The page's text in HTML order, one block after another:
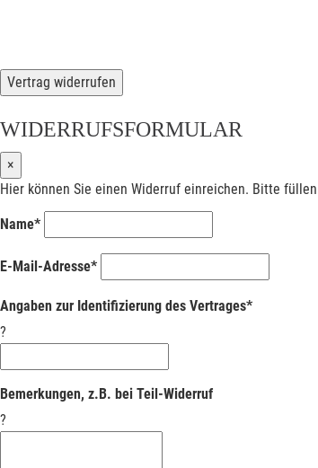
Vertrag widerrufen
WIDERRUFSFORMULAR
×
Hier können Sie einen Widerruf einreichen. Bitte
Name*
E-Mail-Adresse*
Angaben zur Identifizierung des Vertrages*
?
Bemerkungen, z.B. bei Teil-Widerruf
?